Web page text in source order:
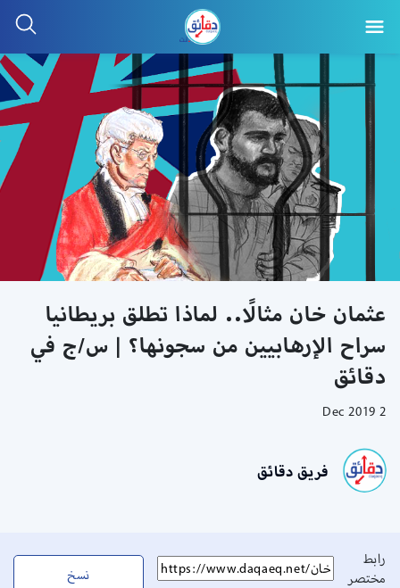
عثمان خان مثالًا.. لماذا تطلق بريطانيا
سراح الإرهابيين من سجونها؟ | س/ج في
دقائق
2 Dec 2019
فريق دقائق
رابط
مختصر
نسخ